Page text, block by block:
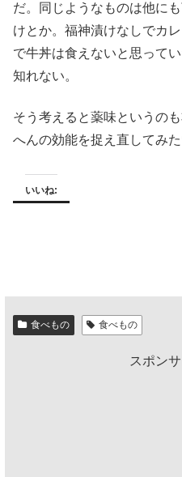
だ。同じようなものは他に
けとか。福神漬けなしでカ
で牛丼は食えないと思って
知れない。
そう考えると薬味というの
へんの効能を捉え直してみた
いいね:
食べもの 食べもの
スポン